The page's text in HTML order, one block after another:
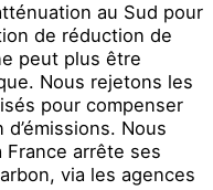
au Sud pour
de réduction de
peut plus être
Nous rejetons les
pour compenser
Nous
arrête ses
via les agences